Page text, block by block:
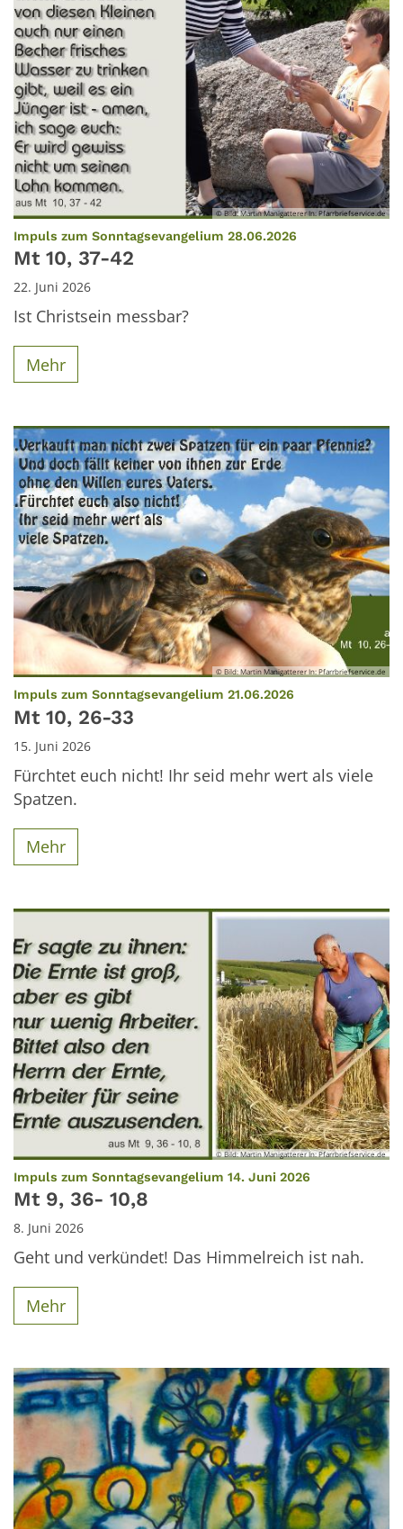
© Bild: Martin Manigatterer In: Pfarrbriefservice.de
Impuls zum Sonntagsevangelium 28.06.2026
Mt 10, 37-42
22. Juni 2026
Ist Christsein messbar?
Mehr
© Bild: Martin Manigatterer In: Pfarrbriefservice.de
Impuls zum Sonntagsevangelium 21.06.2026
Mt 10, 26-33
15. Juni 2026
Fürchtet euch nicht! Ihr seid mehr wert als viele
Spatzen.
Mehr
© Bild: Martin Manigatterer In: Pfarrbriefservice.de
Impuls zum Sonntagsevangelium 14. Juni 2026
Mt 9, 36- 10,8
8. Juni 2026
Geht und verkündet! Das Himmelreich ist nah.
Mehr